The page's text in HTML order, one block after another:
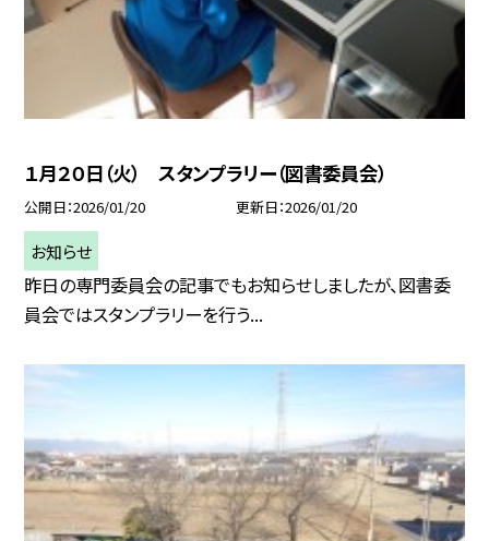
１月２０日（火） スタンプラリー（図書委員会）
公開日 2026/01/20 更新日 2026/01/20
お知らせ
昨日の専門委員会の記事でもお知らせしましたが、図書委
員会ではスタンプラリーを行う...